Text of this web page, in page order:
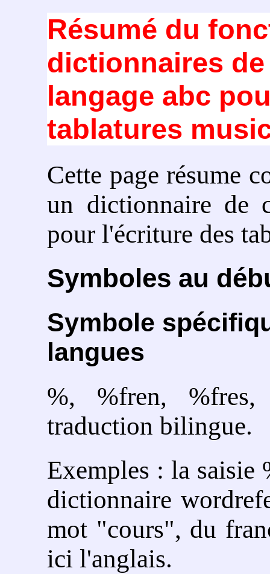
Résumé du
dictionnaires
langage abc
tablatures
Cette page résume
un dictionnaire de
pour l'écriture des
Symboles au
Symbole
langues
%, %fren,
traduction bilingue.
Exemples : la saisie
dictionnaire
mot "cours", du
ici l'anglais.